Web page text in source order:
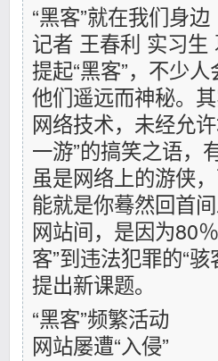
“黑客”就在我们身边
记者 王春利 实习
提起“黑客”，不少
他们遥远而神秘。
网络技术，未经允
一游”的搞笑之语，
虽是网络上的游侠
能就是你蓦然回首
网站间，是因为80
客”到违法犯罪的“
提出新课题。
“黑客”频繁活动
网站屡遭“入侵”